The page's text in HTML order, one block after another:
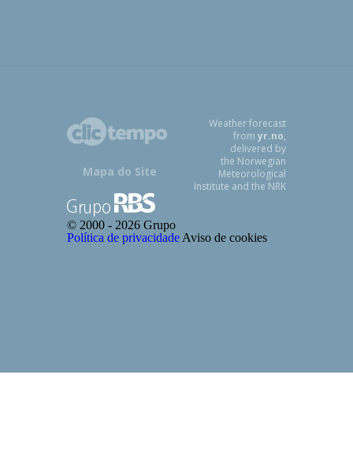
Mapa do Site
Weather forecast
from yr.no,
delivered by
the Norwegian
Meteorological
Institute and the NRK
© 2000 - 2026 Grupo
Política de privacidade Aviso de cookies